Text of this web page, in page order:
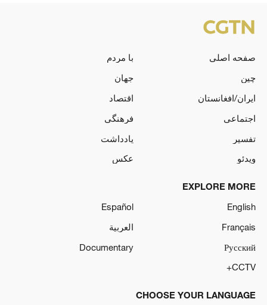
صفحه اصلی
با مردم
چین
جهان
ایران/افغانستان
اقتصاد
اجتماعی
فرهنگی
تفسیر
یادداشت
ویدئو
عکس
EXPLORE MORE
English
Español
Français
العربية
Русский
Documentary
CCTV+
CHOOSE YOUR LANGUAGE